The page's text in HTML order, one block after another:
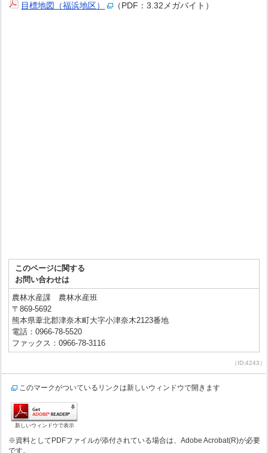
目標地図（福浜地区） （PDF：3.32メガバイト）
このページに関する
お問い合わせは
農林水産課 農林水産班
〒869-5692
熊本県葦北郡津奈木町大字小津奈木2123番地
電話：0966-78-5520
ファックス：0966-78-3116
（ID:4243）
このマークがついているリンクは新しいウィンドウで開きます
新しいウィンドウで表示
※資料としてPDFファイルが添付されている場合は、Adobe Acrobat(R)が必要
です。